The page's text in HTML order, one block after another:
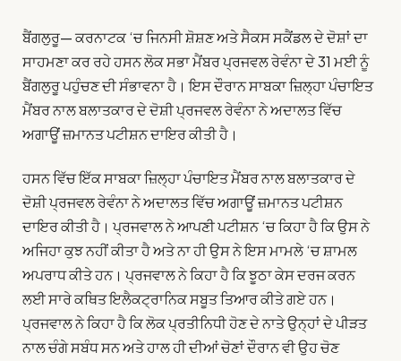
ਬੈਂਗਲੁਰੂ— ਕਰਨਾਟਕ ‘ਚ ਜਿਨਸੀ ਸ਼ੋਸ਼ਣ ਅਤੇ ਸੈਕਸ ਸਕੈਂਡਲ ਦੇ ਦੋਸ਼ਾਂ ਦਾ
ਸਾਹਮਣਾ ਕਰ ਰਹੇ ਹਸਨ ਲੋਕ ਸਭਾ ਮੈਂਬਰ ਪ੍ਰਜਵਲ ਰੇਵੰਨਾ ਦੇ 31 ਮਈ ਨੂੰ
ਬੈਂਗਲੁਰੂ ਪਹੁੰਚਣ ਦੀ ਸੰਭਾਵਨਾ ਹੈ। ਇਸ ਦੌਰਾਨ ਸਾਬਕਾ ਜ਼ਿਲ੍ਹਾ ਪੰਚਾਇਤ
ਮੈਂਬਰ ਨਾਲ ਬਲਾਤਕਾਰ ਦੇ ਦੋਸ਼ੀ ਪ੍ਰਜਵਲ ਰੇਵੰਨਾ ਨੇ ਅਦਾਲਤ ਵਿੱਚ
ਅਗਾਊਂ ਜ਼ਮਾਨਤ ਪਟੀਸ਼ਨ ਦਾਇਰ ਕੀਤੀ ਹੈ।
ਹਸਨ ਵਿੱਚ ਇੱਕ ਸਾਬਕਾ ਜ਼ਿਲ੍ਹਾ ਪੰਚਾਇਤ ਮੈਂਬਰ ਨਾਲ ਬਲਾਤਕਾਰ ਦੇ
ਦੋਸ਼ੀ ਪ੍ਰਜਵਲ ਰੇਵੰਨਾ ਨੇ ਅਦਾਲਤ ਵਿੱਚ ਅਗਾਊਂ ਜ਼ਮਾਨਤ ਪਟੀਸ਼ਨ
ਦਾਇਰ ਕੀਤੀ ਹੈ। ਪ੍ਰਜਵਾਲ ਨੇ ਆਪਣੀ ਪਟੀਸ਼ਨ ‘ਚ ਕਿਹਾ ਹੈ ਕਿ ਉਸ ਨੇ
ਅਜਿਹਾ ਕੁਝ ਨਹੀਂ ਕੀਤਾ ਹੈ ਅਤੇ ਨਾ ਹੀ ਉਸ ਨੇ ਇਸ ਮਾਮਲੇ ‘ਚ ਸ਼ਾਮਲ
ਅਪਰਾਧ ਕੀਤੇ ਹਨ। ਪ੍ਰਜਵਾਲ ਨੇ ਕਿਹਾ ਹੈ ਕਿ ਝੂਠਾ ਕੇਸ ਦਰਜ ਕਰਨ
ਲਈ ਸਾਰੇ ਕਥਿਤ ਇਲੈਕਟ੍ਰਾਨਿਕ ਸਬੂਤ ਤਿਆਰ ਕੀਤੇ ਗਏ ਹਨ।
ਪ੍ਰਜਵਾਲ ਨੇ ਕਿਹਾ ਹੈ ਕਿ ਲੋਕ ਪ੍ਰਤੀਨਿਧੀ ਹੋਣ ਦੇ ਨਾਤੇ ਉਨ੍ਹਾਂ ਦੇ ਪੀੜਤ
ਨਾਲ ਚੰਗੇ ਸਬੰਧ ਸਨ ਅਤੇ ਹਾਲ ਹੀ ਦੀਆਂ ਚੋਣਾਂ ਦੌਰਾਨ ਵੀ ਉਹ ਚੋਣ